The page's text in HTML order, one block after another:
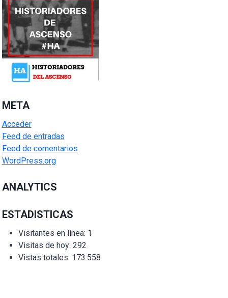
META
Acceder
Feed de entradas
Feed de comentarios
WordPress.org
ANALYTICS
ESTADISTICAS
Visitantes en línea: 1
Visitas de hoy: 292
Vistas totales: 173.558